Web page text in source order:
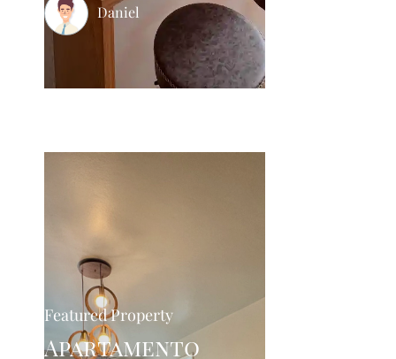
Daniel
Featured Property
Apartamento